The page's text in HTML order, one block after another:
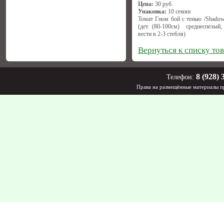
Цена: 30 руб.
Упаковка: 10 семян
Томат Гном бой с тенью /
(дет. (80-100см)
вести в 2-3 стебля)
Вернуться к списку
Телефон: 8 (928)
Права на размещённые материалы